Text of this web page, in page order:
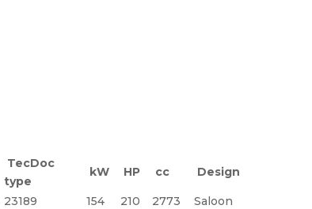
TecDoc
type
kW HP cc Design
23189 154 210 2773
Saloon